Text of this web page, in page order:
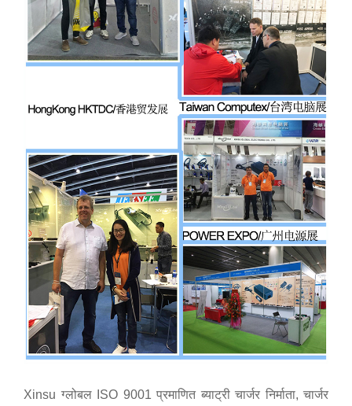
Xinsu ग्लोबल ISO 9001 प्रमाणित ब्याट्री चार्जर निर्माता, चार्जर